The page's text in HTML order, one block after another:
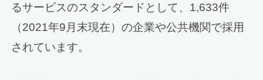
るサービスのスタンダードとして、1,633件
（2021年9月末現在）の企業や公共機関で採用
されています。